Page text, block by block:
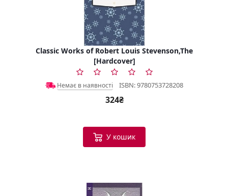
Classic Works of Robert Louis Stevenson,The
[Hardcover]
Немає в наявності ISBN: 9780753728208
324₴
У кошик